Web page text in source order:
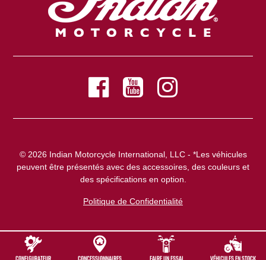
© 2026 Indian Motorcycle International, LLC - *Les véhicules
peuvent être présentés avec des accessoires, des couleurs et
des spécifications en option.
Politique de Confidentialité